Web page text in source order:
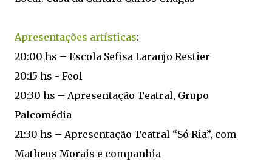
Apresentações artísticas:
20:00 hs – Escola Sefisa Laranjo Restier
20:15 hs - Feol
20:30 hs – Apresentação Teatral, Grupo
Palcomédia
21:30 hs – Apresentação Teatral “Só Ria”, com
Matheus Morais e companhia